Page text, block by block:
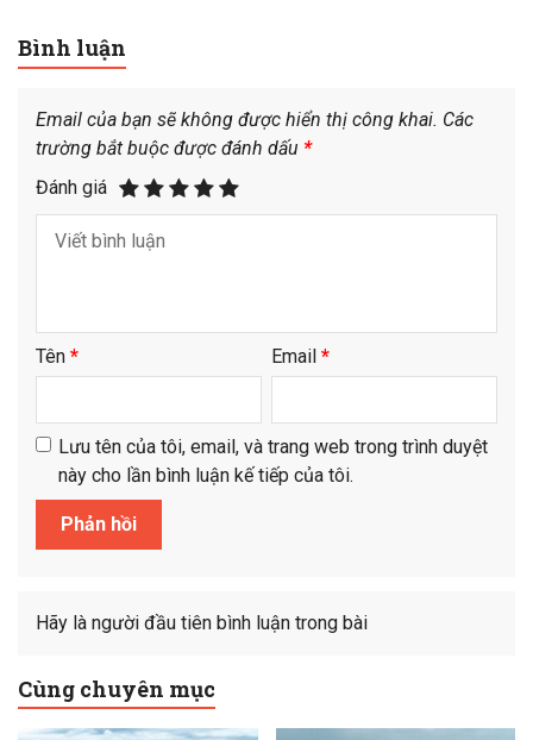
Bình luận
Email của bạn sẽ không được hiển thị công khai. Các
trường bắt buộc được đánh dấu *
Đánh giá
Tên * Email *
Lưu tên của tôi, email, và trang web trong trình duyệt
này cho lần bình luận kế tiếp của tôi.
Hãy là người đầu tiên bình luận trong bài
Cùng chuyên mục